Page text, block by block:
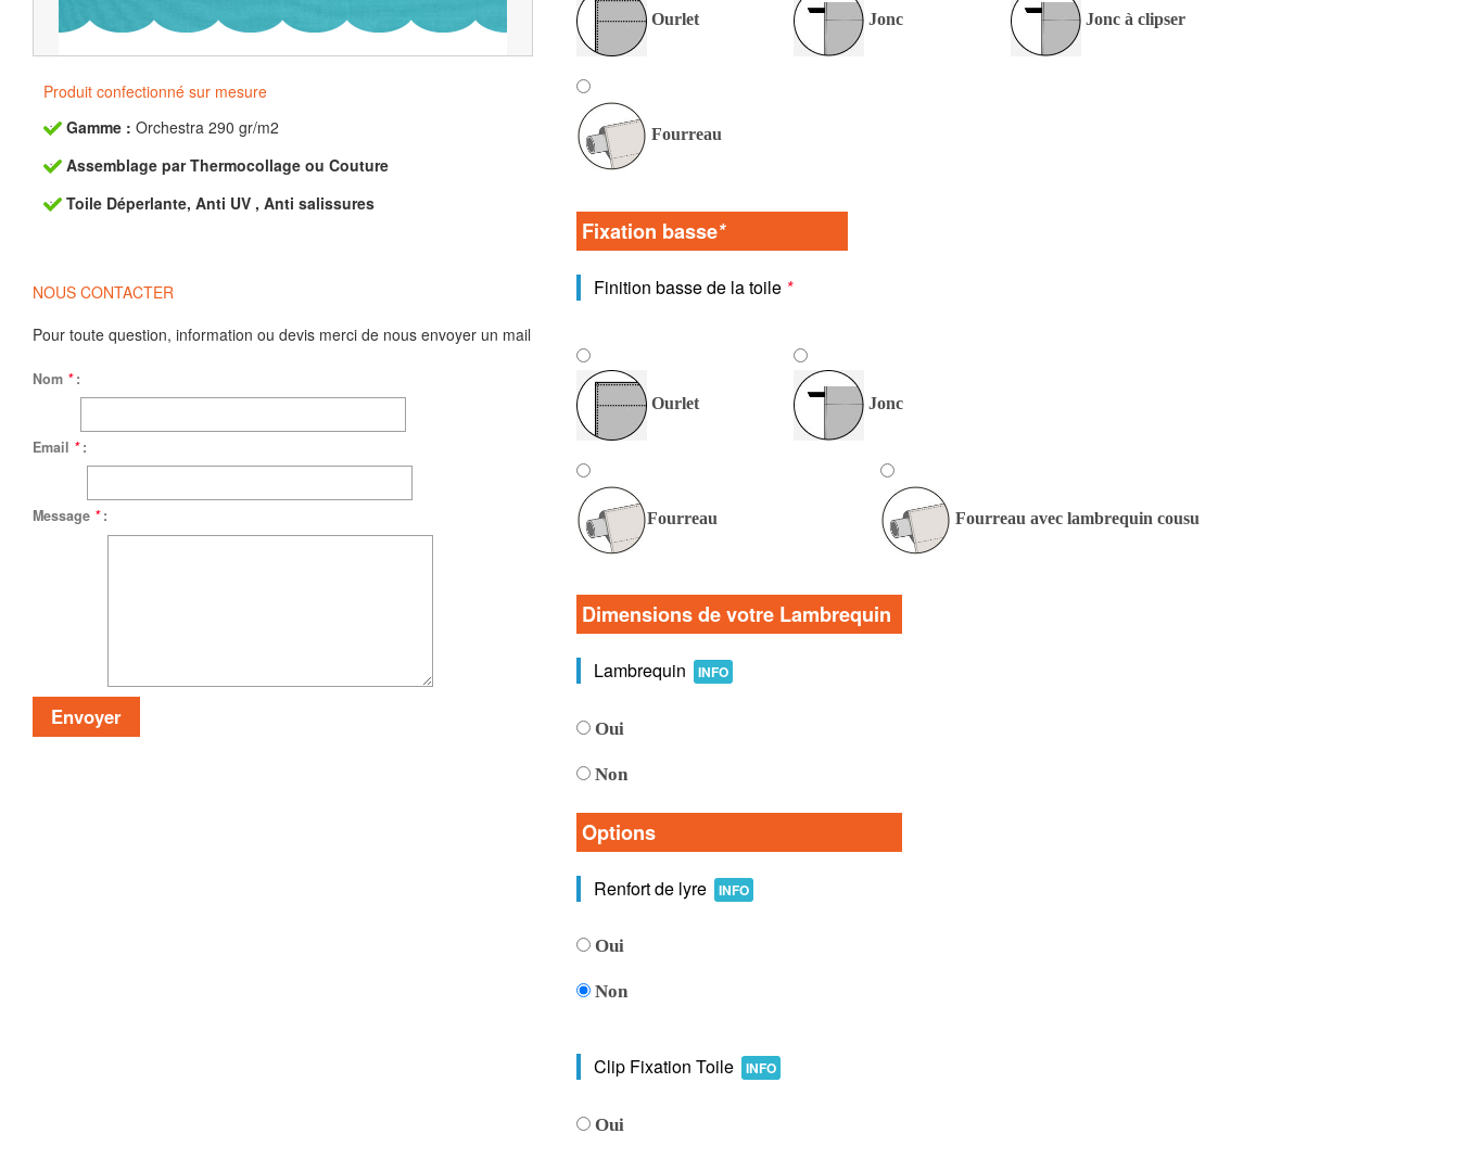
Produit confectionné sur mesure
Gamme : Orchestra 290 gr/m2
Assemblage par Thermocollage ou Couture
Toile Déperlante, Anti UV , Anti salissures
NOUS CONTACTER
Pour toute question, information ou devis merci de nous envoyer un mail
Nom * :
Email * :
Message * :
Ourlet Jonc Jonc à clipser
Fourreau
Fixation basse*
Finition basse de la toile *
Ourlet Jonc
Fourreau Fourreau avec lambrequin cousu
Dimensions de votre Lambrequin
Lambrequin INFO
Oui
Non
Options
Renfort de lyre INFO
Oui
Non
Clip Fixation Toile INFO
Oui